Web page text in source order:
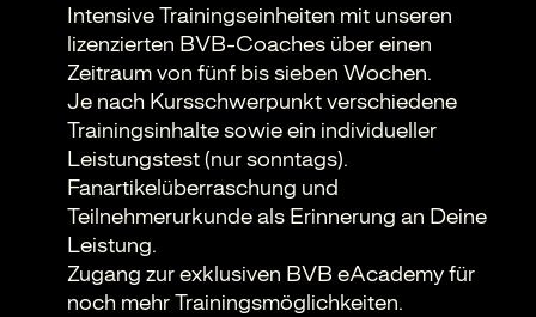
Intensive Trainingseinheiten mit unseren
lizenzierten BVB-Coaches über einen
Zeitraum von fünf bis sieben Wochen.
Je nach Kursschwerpunkt verschiedene
Trainingsinhalte sowie ein individueller
Leistungstest (nur sonntags).
Fanartikelüberraschung und
Teilnehmerurkunde als Erinnerung an Deine
Leistung.
Zugang zur exklusiven BVB eAcademy für
noch mehr Trainingsmöglichkeiten.